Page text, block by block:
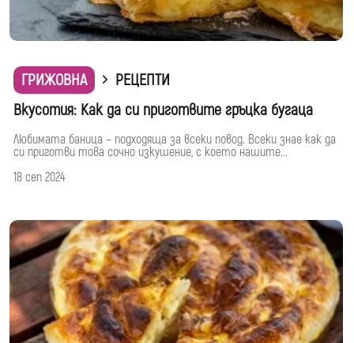
ГРИЖОВНА
РЕЦЕПТИ
Вкусотия: Как да си приготвите гръцка бугаца
Любимата баница – подходяща за всеки повод. Всеки знае как да
си приготви това сочно изкушение, с което нашите...
18 сеп 2024